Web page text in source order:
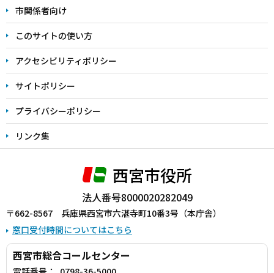
こ
ま
で
市関係者向け
このサイトの使い方
アクセシビリティポリシー
サイトポリシー
プライバシーポリシー
リンク集
西宮市役所
法人番号8000020282049
〒662-8567 兵庫県西宮市六湛寺町10番3号（本庁舎）
窓口受付時間についてはこちら
西宮市総合コールセンター